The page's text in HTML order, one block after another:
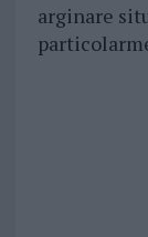
arginare